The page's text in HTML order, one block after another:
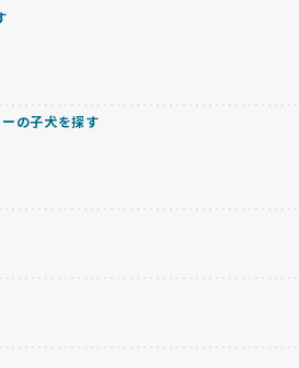
BreederFamiliesの大きな特徴で
構造、劣悪な飼育環境といった課
す。優良ブリーダーとの直接取引
命の消費を減らし、命を大切にす
ます。
団体や保護団体を支援する公益法
のペット販売業者が、動物福祉へ
ことを理由に寄付を断られる中、
勢が評価され、寄付が実現してい
護が必要なワンちゃんの救済や保
います。
た取り組みは、目の前の子犬だけ
す。
ーは、広範囲に販売するためにペ
ョンを活用し、子犬の心身への影響
ない」の詳細はこちら
「珍しい毛色」という見た目の特
引されることが多くなっていま
は骨や心臓に負担がかかりやす
患のリスクが高まることがありま
のような流行や需要に応じて無理
柄な母犬を繁殖に多用して体に負
の子犬を探す